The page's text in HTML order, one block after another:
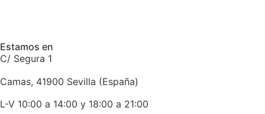
Estamos en
C/ Segura 1
Camas, 41900 Sevilla (España)
L-V 10:00 a 14:00 y 18:00 a 21:00